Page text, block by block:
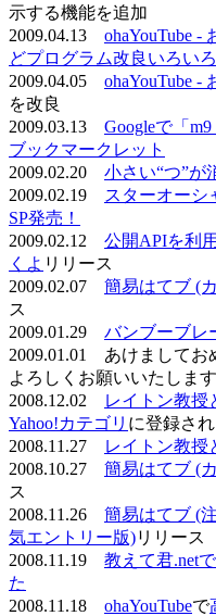
示する機能を追加
2009.04.13 ohaYouTube -
どプログラム改良いろいろ
2009.04.05 ohaYouTube -
を改良
2009.03.13 Googleで「
ブックマークレット
2009.02.20 小さい“つ”が
2009.02.19
スターオーシ
SP発売！
2009.02.12 公開APIを利
くよ リリース
2009.02.07 簡易はてブ (
ス
2009.01.29 バンブーブレ
2009.01.01 あけましてお
よろしくお願いいたします
2008.12.02
レイトン教授
Yahoo!カテゴリ に登録され
2008.11.27
レイトン教授
2008.10.27 簡易はてブ (
ス
2008.11.26 簡易はてブ (
気エントリー版)リリース
2008.11.19 教えて君.net
た
2008.11.18 ohaYouTubeで